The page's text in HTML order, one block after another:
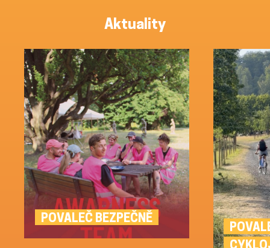
Aktuality
POVALEČ BEZPEČNĚ